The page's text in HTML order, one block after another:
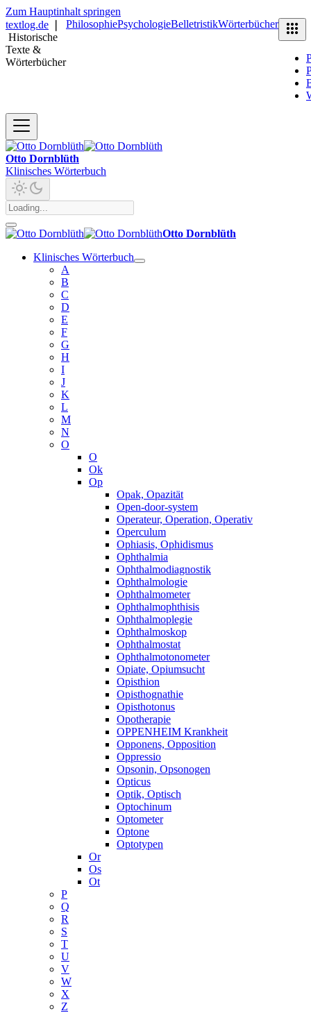
Zum Hauptinhalt springen
textlog.de
Historische
Texte &
Wörterbücher
PhilosophiePsychologieBelletristikWörterbücher
Otto Dornblüth
Klinisches Wörterbuch
Otto Dornblüth
Klinisches Wörterbuch
A
B
C
D
E
F
G
H
I
J
K
L
M
N
O
O
Ok
Op
Opak, Opazität
Open-door-system
Operateur, Operation, Operativ
Operculum
Ophiasis, Ophidismus
Ophthalmia
Ophthalmodiagnostik
Ophthalmologie
Ophthalmometer
Ophthalmophthisis
Ophthalmoplegie
Ophthalmoskop
Ophthalmostat
Ophthalmotonometer
Opiate, Opiumsucht
Opisthion
Opisthognathie
Opisthotonus
Opotherapie
OPPENHEIM Krankheit
Opponens, Opposition
Oppressio
Opsonin, Opsonogen
Opticus
Optik, Optisch
Optochinum
Optometer
Optone
Optotypen
Or
Os
Ot
P
Q
R
S
T
U
V
W
X
Z